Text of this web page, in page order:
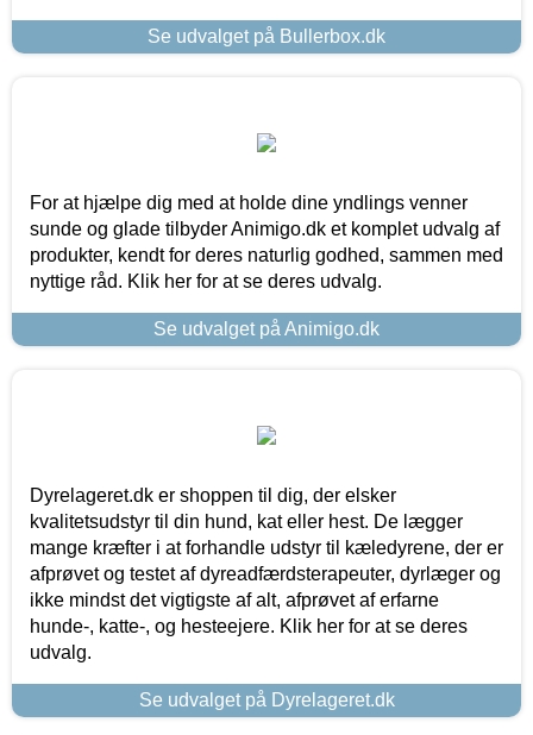
Se udvalget på Bullerbox.dk
For at hjælpe dig med at holde dine yndlings venner
sunde og glade tilbyder Animigo.dk et komplet udvalg af
produkter, kendt for deres naturlig godhed, sammen med
nyttige råd. Klik her for at se deres udvalg.
Se udvalget på Animigo.dk
Dyrelageret.dk er shoppen til dig, der elsker
kvalitetsudstyr til din hund, kat eller hest. De lægger
mange kræfter i at forhandle udstyr til kæledyrene, der er
afprøvet og testet af dyreadfærdsterapeuter, dyrlæger og
ikke mindst det vigtigste af alt, afprøvet af erfarne
hunde-, katte-, og hesteejere. Klik her for at se deres
udvalg.
Se udvalget på Dyrelageret.dk